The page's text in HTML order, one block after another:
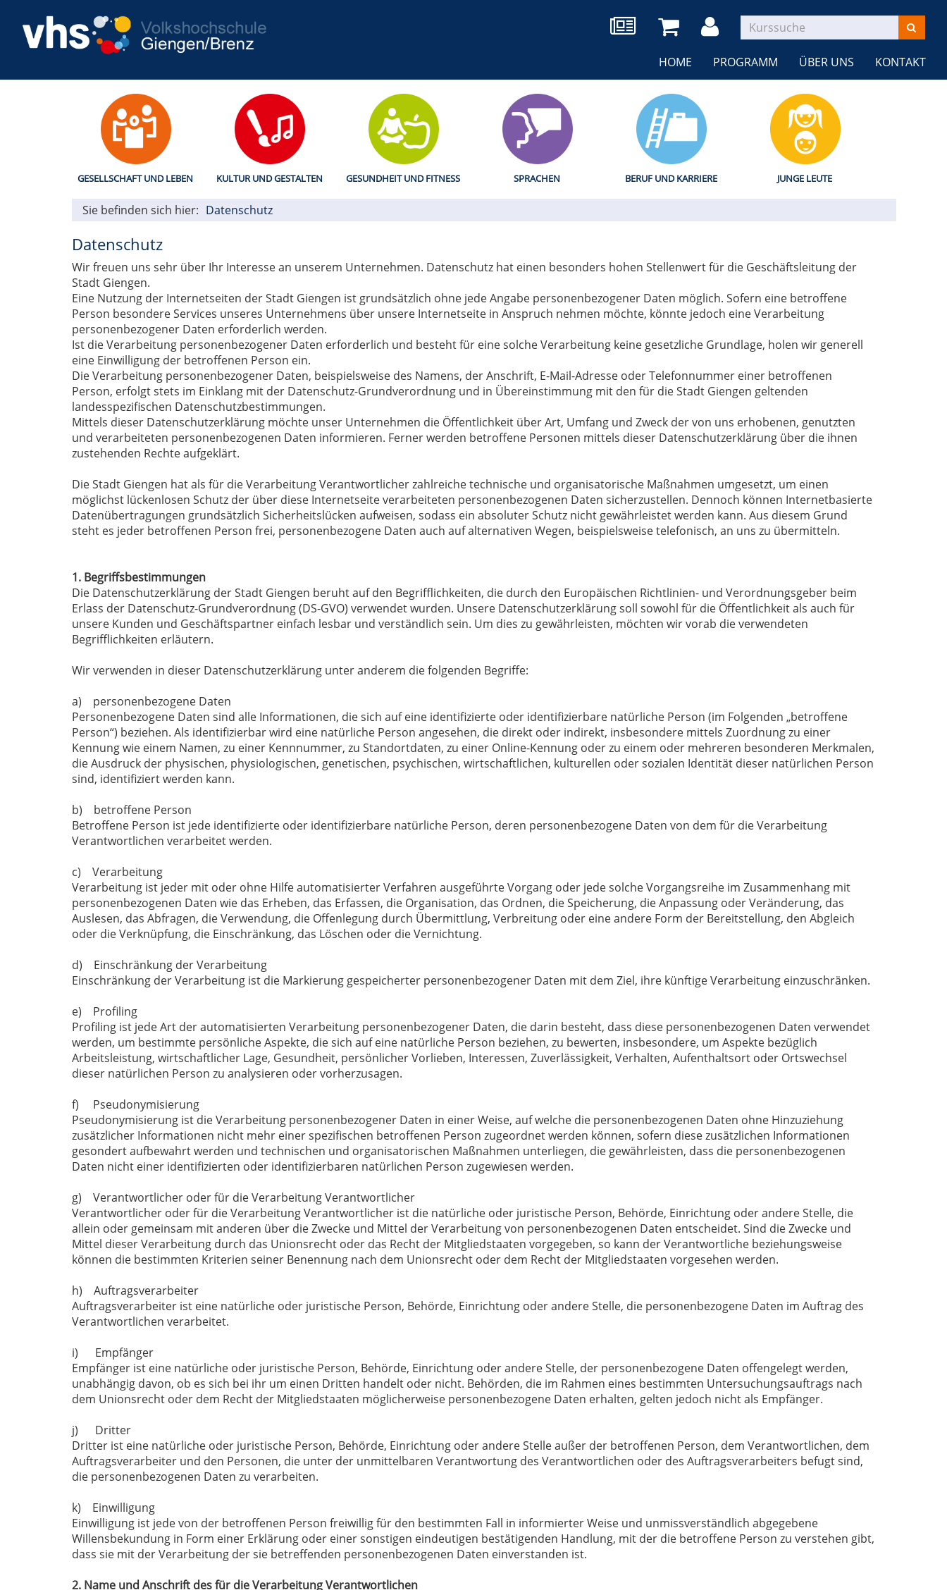
HOME PROGRAMM ÜBER UNS KONTAKT
GESELLSCHAFT UND LEBEN KULTUR UND GESTALTEN GESUNDHEIT UND FITNESS SPRACHEN BERUF UND KARRIERE JUNGE LEUTE
Sie befinden sich hier: Datenschutz
Datenschutz
Wir freuen uns sehr über Ihr Interesse an unserem Unternehmen. Datenschutz hat einen besonders hohen Stellenwert für die Geschäftsleitung der
Stadt Giengen.
Eine Nutzung der Internetseiten der Stadt Giengen ist grundsätzlich ohne jede Angabe personenbezogener Daten möglich. Sofern eine betroffene
Person besondere Services unseres Unternehmens über unsere Internetseite in Anspruch nehmen möchte, könnte jedoch eine Verarbeitung
personenbezogener Daten erforderlich werden.
Ist die Verarbeitung personenbezogener Daten erforderlich und besteht für eine solche Verarbeitung keine gesetzliche Grundlage, holen wir generell
eine Einwilligung der betroffenen Person ein.
Die Verarbeitung personenbezogener Daten, beispielsweise des Namens, der Anschrift, E-Mail-Adresse oder Telefonnummer einer betroffenen
Person, erfolgt stets im Einklang mit der Datenschutz-Grundverordnung und in Übereinstimmung mit den für die Stadt Giengen geltenden
landesspezifischen Datenschutzbestimmungen.
Mittels dieser Datenschutzerklärung möchte unser Unternehmen die Öffentlichkeit über Art, Umfang und Zweck der von uns erhobenen, genutzten
und verarbeiteten personenbezogenen Daten informieren. Ferner werden betroffene Personen mittels dieser Datenschutzerklärung über die ihnen
zustehenden Rechte aufgeklärt.
Die Stadt Giengen hat als für die Verarbeitung Verantwortlicher zahlreiche technische und organisatorische Maßnahmen umgesetzt, um einen
möglichst lückenlosen Schutz der über diese Internetseite verarbeiteten personenbezogenen Daten sicherzustellen. Dennoch können Internetbasierte
Datenübertragungen grundsätzlich Sicherheitslücken aufweisen, sodass ein absoluter Schutz nicht gewährleistet werden kann. Aus diesem Grund
steht es jeder betroffenen Person frei, personenbezogene Daten auch auf alternativen Wegen, beispielsweise telefonisch, an uns zu übermitteln.
1. Begriffsbestimmungen
Die Datenschutzerklärung der Stadt Giengen beruht auf den Begrifflichkeiten, die durch den Europäischen Richtlinien- und Verordnungsgeber beim
Erlass der Datenschutz-Grundverordnung (DS-GVO) verwendet wurden. Unsere Datenschutzerklärung soll sowohl für die Öffentlichkeit als auch für
unsere Kunden und Geschäftspartner einfach lesbar und verständlich sein. Um dies zu gewährleisten, möchten wir vorab die verwendeten
Begrifflichkeiten erläutern.
Wir verwenden in dieser Datenschutzerklärung unter anderem die folgenden Begriffe:
a) personenbezogene Daten
Personenbezogene Daten sind alle Informationen, die sich auf eine identifizierte oder identifizierbare natürliche Person (im Folgenden „betroffene
Person“) beziehen. Als identifizierbar wird eine natürliche Person angesehen, die direkt oder indirekt, insbesondere mittels Zuordnung zu einer
Kennung wie einem Namen, zu einer Kennnummer, zu Standortdaten, zu einer Online-Kennung oder zu einem oder mehreren besonderen Merkmalen,
die Ausdruck der physischen, physiologischen, genetischen, psychischen, wirtschaftlichen, kulturellen oder sozialen Identität dieser natürlichen Person
sind, identifiziert werden kann.
b) betroffene Person
Betroffene Person ist jede identifizierte oder identifizierbare natürliche Person, deren personenbezogene Daten von dem für die Verarbeitung
Verantwortlichen verarbeitet werden.
c) Verarbeitung
Verarbeitung ist jeder mit oder ohne Hilfe automatisierter Verfahren ausgeführte Vorgang oder jede solche Vorgangsreihe im Zusammenhang mit
personenbezogenen Daten wie das Erheben, das Erfassen, die Organisation, das Ordnen, die Speicherung, die Anpassung oder Veränderung, das
Auslesen, das Abfragen, die Verwendung, die Offenlegung durch Übermittlung, Verbreitung oder eine andere Form der Bereitstellung, den Abgleich
oder die Verknüpfung, die Einschränkung, das Löschen oder die Vernichtung.
d) Einschränkung der Verarbeitung
Einschränkung der Verarbeitung ist die Markierung gespeicherter personenbezogener Daten mit dem Ziel, ihre künftige Verarbeitung einzuschränken.
e) Profiling
Profiling ist jede Art der automatisierten Verarbeitung personenbezogener Daten, die darin besteht, dass diese personenbezogenen Daten verwendet
werden, um bestimmte persönliche Aspekte, die sich auf eine natürliche Person beziehen, zu bewerten, insbesondere, um Aspekte bezüglich
Arbeitsleistung, wirtschaftlicher Lage, Gesundheit, persönlicher Vorlieben, Interessen, Zuverlässigkeit, Verhalten, Aufenthaltsort oder Ortswechsel
dieser natürlichen Person zu analysieren oder vorherzusagen.
f) Pseudonymisierung
Pseudonymisierung ist die Verarbeitung personenbezogener Daten in einer Weise, auf welche die personenbezogenen Daten ohne Hinzuziehung
zusätzlicher Informationen nicht mehr einer spezifischen betroffenen Person zugeordnet werden können, sofern diese zusätzlichen Informationen
gesondert aufbewahrt werden und technischen und organisatorischen Maßnahmen unterliegen, die gewährleisten, dass die personenbezogenen
Daten nicht einer identifizierten oder identifizierbaren natürlichen Person zugewiesen werden.
g) Verantwortlicher oder für die Verarbeitung Verantwortlicher
Verantwortlicher oder für die Verarbeitung Verantwortlicher ist die natürliche oder juristische Person, Behörde, Einrichtung oder andere Stelle, die
allein oder gemeinsam mit anderen über die Zwecke und Mittel der Verarbeitung von personenbezogenen Daten entscheidet. Sind die Zwecke und
Mittel dieser Verarbeitung durch das Unionsrecht oder das Recht der Mitgliedstaaten vorgegeben, so kann der Verantwortliche beziehungsweise
können die bestimmten Kriterien seiner Benennung nach dem Unionsrecht oder dem Recht der Mitgliedstaaten vorgesehen werden.
h) Auftragsverarbeiter
Auftragsverarbeiter ist eine natürliche oder juristische Person, Behörde, Einrichtung oder andere Stelle, die personenbezogene Daten im Auftrag des
Verantwortlichen verarbeitet.
i) Empfänger
Empfänger ist eine natürliche oder juristische Person, Behörde, Einrichtung oder andere Stelle, der personenbezogene Daten offengelegt werden,
unabhängig davon, ob es sich bei ihr um einen Dritten handelt oder nicht. Behörden, die im Rahmen eines bestimmten Untersuchungsauftrags nach
dem Unionsrecht oder dem Recht der Mitgliedstaaten möglicherweise personenbezogene Daten erhalten, gelten jedoch nicht als Empfänger.
j) Dritter
Dritter ist eine natürliche oder juristische Person, Behörde, Einrichtung oder andere Stelle außer der betroffenen Person, dem Verantwortlichen, dem
Auftragsverarbeiter und den Personen, die unter der unmittelbaren Verantwortung des Verantwortlichen oder des Auftragsverarbeiters befugt sind,
die personenbezogenen Daten zu verarbeiten.
k) Einwilligung
Einwilligung ist jede von der betroffenen Person freiwillig für den bestimmten Fall in informierter Weise und unmissverständlich abgegebene
Willensbekundung in Form einer Erklärung oder einer sonstigen eindeutigen bestätigenden Handlung, mit der die betroffene Person zu verstehen gibt,
dass sie mit der Verarbeitung der sie betreffenden personenbezogenen Daten einverstanden ist.
2. Name und Anschrift des für die Verarbeitung Verantwortlichen